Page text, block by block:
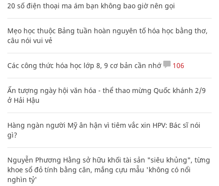
20 số điện thoại ma ám bạn không bao giờ nên gọi
Mẹo học thuộc Bảng tuần hoàn nguyên tố hóa học bằng thơ,
câu nói vui vẻ
Các công thức hóa học lớp 8, 9 cơ bản cần nhớ 106
Ấn tượng ngày hội văn hóa - thể thao mừng Quốc khánh 2/9
ở Hải Hậu
Hàng ngàn người Mỹ ân hận vì tiêm vắc xin HPV: Bác sĩ nói
gì?
Nguyễn Phương Hằng sở hữu khối tài sản "siêu khủng", từng
khoe sổ đỏ tính bằng cân, mắng cựu mẫu 'không có nổi
nghìn tỷ'